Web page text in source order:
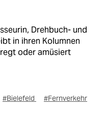
Drehbuch- und
in ihren Kolumnen
oder amüsiert
#Bielefeld #Fernverkehr